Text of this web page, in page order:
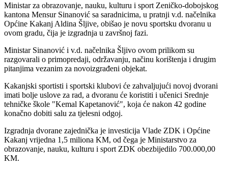
Ministar za obrazovanje, nauku, kulturu i sport Zeničko-dobojskog
kantona Mensur Sinanović sa saradnicima, u pratnji v.d. načelnika
Općine Kakanj Aldina Šljive, obišao je novu sportsku dvoranu u
ovom gradu, čija je izgradnja u završnoj fazi.
Ministar Sinanović i v.d. načelnika Šljivo ovom prilikom su
razgovarali o primopredaji, održavanju, načinu korištenja i drugim
pitanjima vezanim za novoizgrađeni objekat.
Kakanjski sportisti i sportski klubovi će zahvaljujući novoj dvorani
imati bolje uslove za rad, a dvoranu će koristiti i učenici Srednje
tehničke škole "Kemal Kapetanović", koja će nakon 42 godine
konačno dobiti salu za tjelesni odgoj.
Izgradnja dvorane zajednička je investicija Vlade ZDK i Općine
Kakanj vrijedna 1,5 miliona KM, od čega je Ministarstvo za
obrazovanje, nauku, kulturu i sport ZDK obezbijedilo 700.000,00
KM.